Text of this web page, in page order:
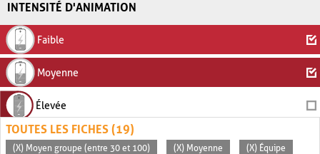
INTENSITÉ D'ANIMATION
Faible
Moyenne
Élevée
TOUTES LES FICHES (19)
(X) Moyen groupe (entre 30 et 100) (X) Moyenne (X) Équipe